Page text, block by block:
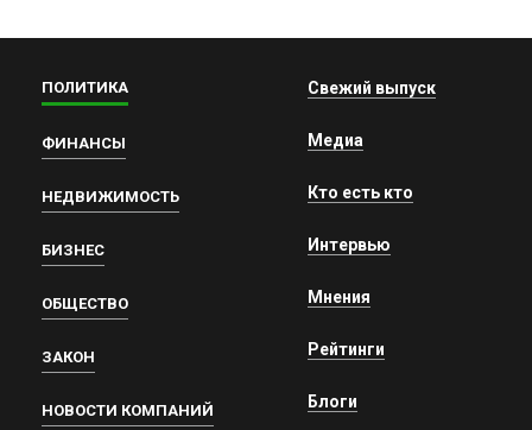
ПОЛИТИКА
ФИНАНСЫ
НЕДВИЖИМОСТЬ
БИЗНЕС
ОБЩЕСТВО
ЗАКОН
НОВОСТИ КОМПАНИЙ
Свежий выпуск
Медиа
Кто есть кто
Интервью
Мнения
Рейтинги
Блоги